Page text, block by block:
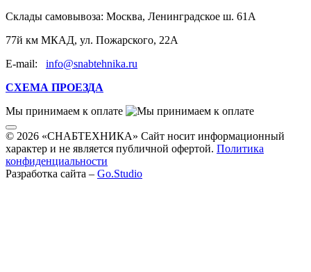
Склады самовывоза: Москва, Ленинградское ш. 61А
77й км МКАД, ул. Пожарского, 22А
E-mail: info@snabtehnika.ru
СХЕМА ПРОЕЗДА
Мы принимаем к оплате
© 2026 «СНАБТЕХНИКА» Сайт носит информационный
характер и не является публичной офертой. Политика
конфиденциальности
Разработка сайта – Go.Studio